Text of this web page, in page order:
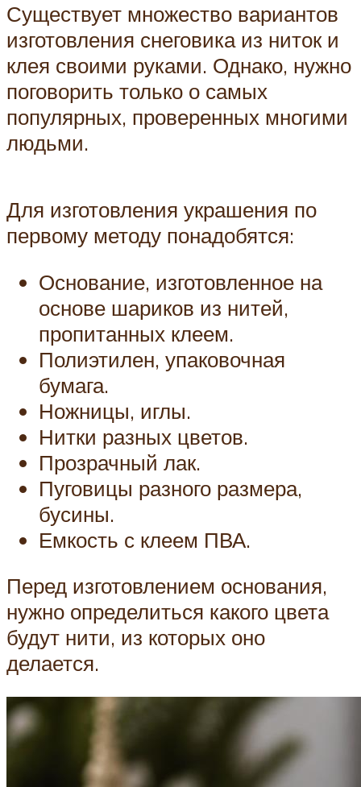
Существует множество вариантов
изготовления снеговика из ниток и
клея своими руками. Однако, нужно
поговорить только о самых
популярных, проверенных многими
людьми.
Для изготовления украшения по
первому методу понадобятся:
Основание, изготовленное на
основе шариков из нитей,
пропитанных клеем.
Полиэтилен, упаковочная
бумага.
Ножницы, иглы.
Нитки разных цветов.
Прозрачный лак.
Пуговицы разного размера,
бусины.
Емкость с клеем ПВА.
Перед изготовлением основания,
нужно определиться какого цвета
будут нити, из которых оно
делается.